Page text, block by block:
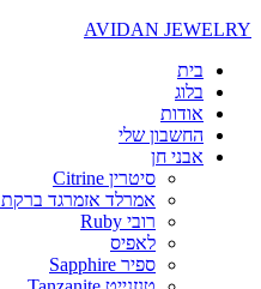
AVIDAN JEWELRY
בית
בלוג
אודות
החשבון שלי
אבני חן
סיטרין Citrine
אמרלד אזמרגד ברקת Emerald
רובי Ruby
לאפיס
ספיר Sapphire